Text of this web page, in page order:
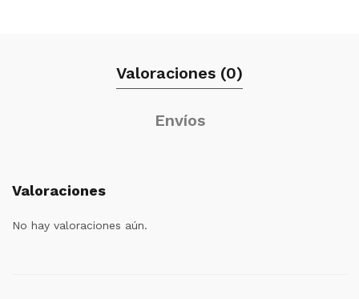
Valoraciones (0)
Envíos
Valoraciones
No hay valoraciones aún.